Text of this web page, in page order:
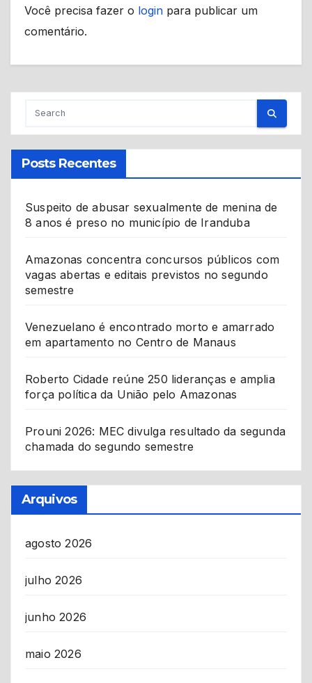
Você precisa fazer o login para publicar um
comentário.
Posts Recentes
Suspeito de abusar sexualmente de menina de
8 anos é preso no município de Iranduba
Amazonas concentra concursos públicos com
vagas abertas e editais previstos no segundo
semestre
Venezuelano é encontrado morto e amarrado
em apartamento no Centro de Manaus
Roberto Cidade reúne 250 lideranças e amplia
força política da União pelo Amazonas
Prouni 2026: MEC divulga resultado da segunda
chamada do segundo semestre
Arquivos
agosto 2026
julho 2026
junho 2026
maio 2026